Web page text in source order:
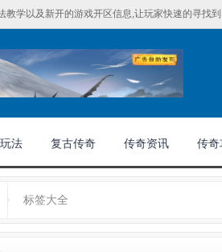
教学以及新开的游戏开区信息,让玩家快速的寻找
法 复古传奇 传奇资讯 传奇
标签大全